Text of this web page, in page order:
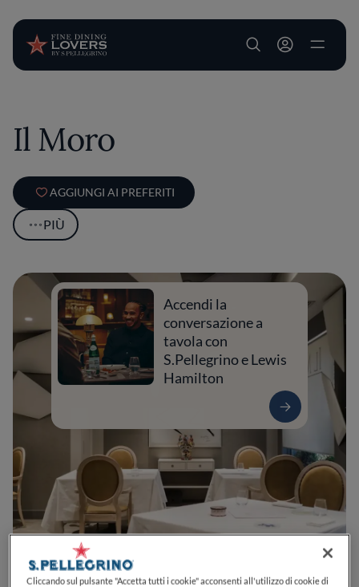
User account
Il Moro
AGGIUNGI AI PREFERITI
PIÙ
0 0 0 0 0
Accendi la
conversazione a
tavola con
S.Pellegrino e Lewis
Hamilton
Cliccando sul pulsante "Accetta tutti i cookie" acconsenti all'utilizzo di cookie di